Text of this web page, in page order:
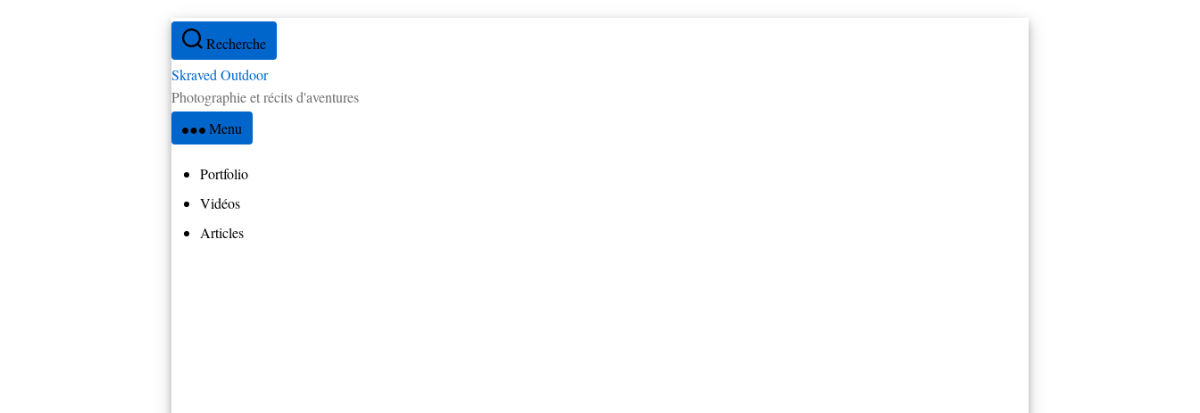
Recherche
Skraved Outdoor
Photographie et récits d'aventures
Menu
Portfolio
Vidéos
Articles